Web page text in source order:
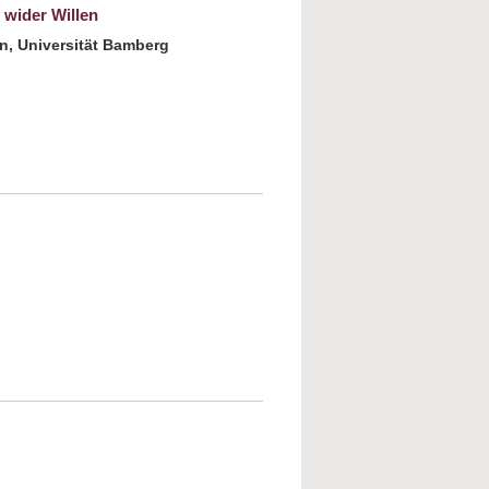
wider Willen
Universität Bamberg